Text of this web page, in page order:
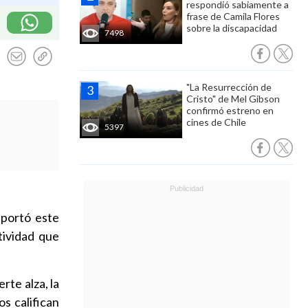
7498
respondió sabiamente a
frase de Camila Flores
sobre la discapacidad
5397
"La Resurrección de
Cristo" de Mel Gibson
confirmó estreno en
cines de Chile
este
que
alza, la
califican